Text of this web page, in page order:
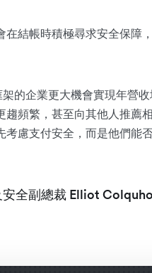
結帳時積極尋求安全保障
的企業更大機會實現年營收
頻繁，甚至向其他人推薦
慮支付安全，而是他們能
安全副總裁 Elliot